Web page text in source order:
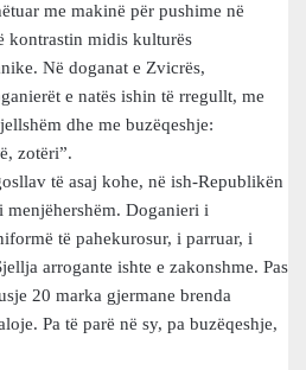
me makinë për pushime në
kontrastin midis kulturës
Në doganat e Zvicrës,
e natës ishin të rregullt, me
dhe me buzëqeshje:
zotëri”.
të asaj kohe, në ish-Republikën
menjëhershëm. Doganieri i
të pahekurosur, i parruar, i
arrogante ishte e zakonshme. Pas
20 marka gjermane brenda
Pa të parë në sy, pa buzëqeshje,